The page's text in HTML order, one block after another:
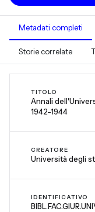
Metadati completi
Storie correlate
TITOLO
Annali
1942-1944
CREATORE
Università degli
IDENTIFICATIVO